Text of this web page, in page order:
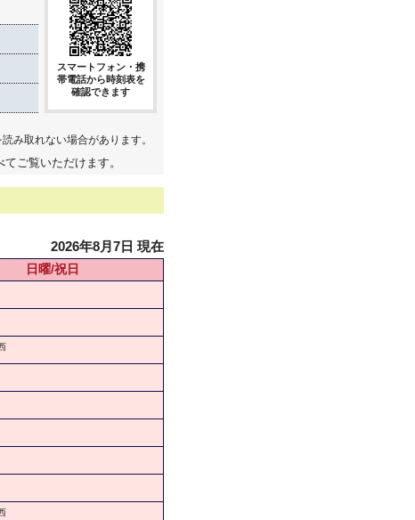
スマートフォン・携
帯電話から時刻表を
確認できます
み取れない場合があります。
ご覧いただけます。
2026年8月7日 現在
日曜/祝日